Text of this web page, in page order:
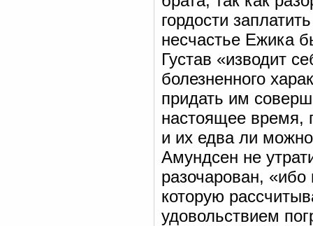
гордости
несчастье Ежика
Густав «изводит
болезненного
придать им
настоящее время,
и их едва ли
Амундсен не
разочарован,
которую
удовольствием